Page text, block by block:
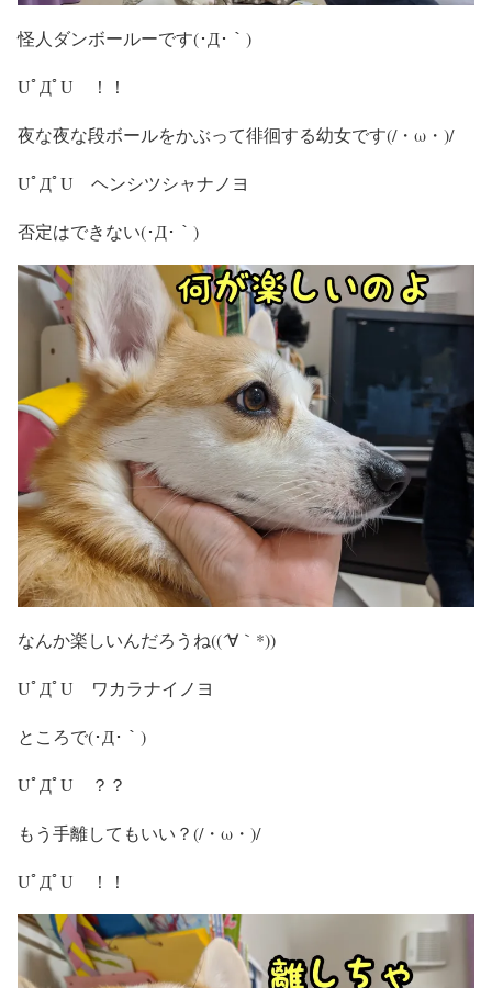
怪人ダンボールーです(･Д･｀)
UﾟДﾟU ！！
夜な夜な段ボールをかぶって徘徊する幼女です(/・ω・)/
UﾟДﾟU ヘンシツシャナノヨ
否定はできない(･Д･｀)
なんか楽しいんだろうね((´∀｀*))
UﾟДﾟU ワカラナイノヨ
ところで(･Д･｀)
UﾟДﾟU ？？
もう手離してもいい？(/・ω・)/
UﾟДﾟU ！！